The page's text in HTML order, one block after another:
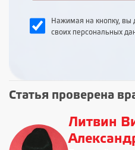
Нажимая на кнопку, вы
своих персональных
Статья проверена
Литвин